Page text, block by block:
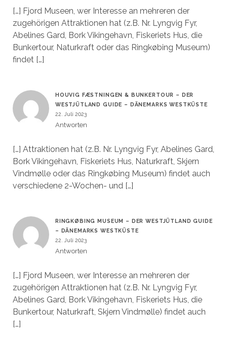
[…] Fjord Museen, wer Interesse an mehreren der
zugehörigen Attraktionen hat (z.B. Nr. Lyngvig Fyr,
Abelines Gard, Bork Vikingehavn, Fiskeriets Hus, die
Bunkertour, Naturkraft oder das Ringkøbing Museum)
findet […]
HOUVIG FÆSTNINGEN & BUNKERTOUR – DER
WESTJÜTLAND GUIDE – DÄNEMARKS WESTKÜSTE
22. Juli 2023
Antworten
[…] Attraktionen hat (z.B. Nr. Lyngvig Fyr, Abelines Gard,
Bork Vikingehavn, Fiskeriets Hus, Naturkraft, Skjern
Vindmølle oder das Ringkøbing Museum) findet auch
verschiedene 2-Wochen- und […]
RINGKØBING MUSEUM – DER WESTJÜTLAND GUIDE
– DÄNEMARKS WESTKÜSTE
22. Juli 2023
Antworten
[…] Fjord Museen, wer Interesse an mehreren der
zugehörigen Attraktionen hat (z.B. Nr. Lyngvig Fyr,
Abelines Gard, Bork Vikingehavn, Fiskeriets Hus, die
Bunkertour, Naturkraft, Skjern Vindmølle) findet auch
[…]